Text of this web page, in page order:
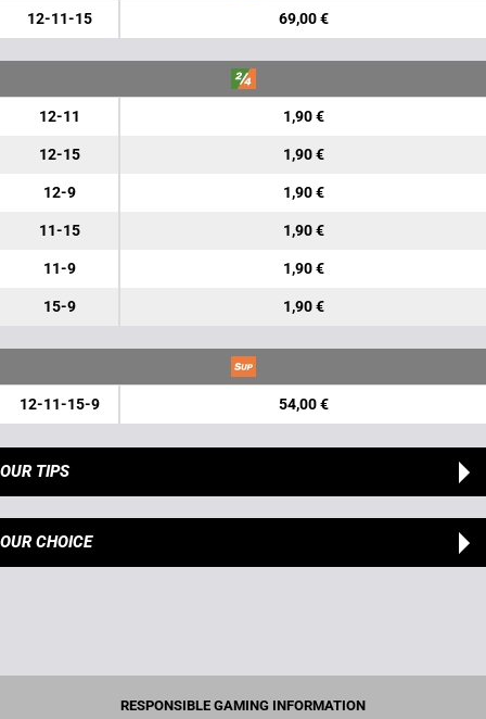
12-11-15 69,00 €
12-11 1,90 €
12-15 1,90 €
12-9 1,90 €
11-15 1,90 €
11-9 1,90 €
15-9 1,90 €
12-11-15-9 54,00 €
OUR TIPS
OUR CHOICE
RESPONSIBLE GAMING INFORMATION